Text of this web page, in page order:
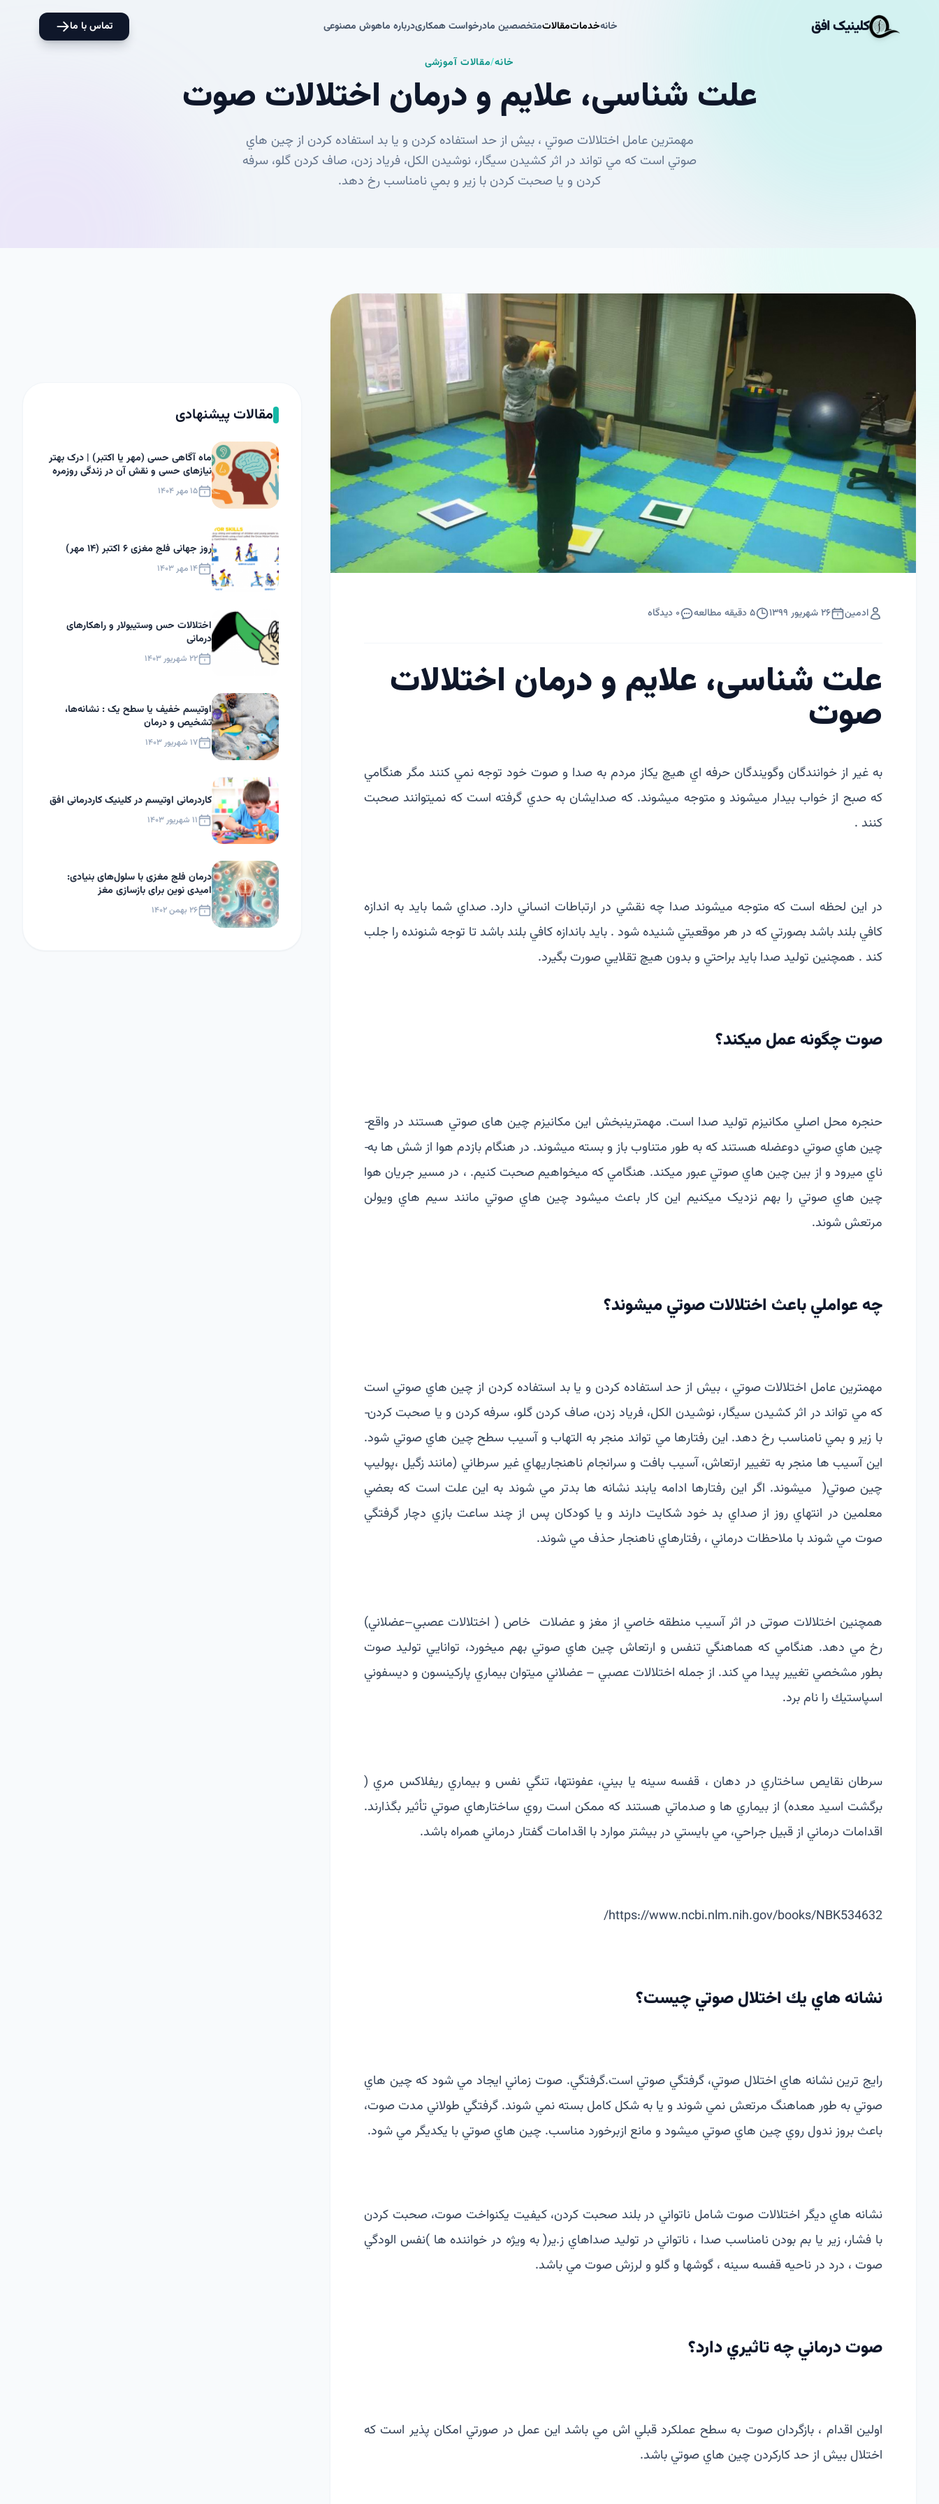
کلینیک افق
خانهخدماتمقالاتمتخصصین ما
متخصصین ما
درخواست همکاری
درخواست همکاری
درباره ماهوش مصنوعی
تماس با ما
خانه/مقالات آموزشی
علت شناسی، علایم و درمان اختلالات صوت
مهمترين عامل اختلالات صوتي ، بيش از حد استفاده­ كردن و يا بد استفاده كردن از چین هاي
صوتي است كه­ مي تواند در اثر كشيدن سيگار، نوشيدن الكل، فرياد­ زدن، صاف كردن گلو، سرفه
كردن و يا صحبت كردن­ با زير و بمي نامناسب رخ دهد.
ادمین ۲۶ شهریور ۱۳۹۹ ۵ دقیقه مطالعه ۰ دیدگاه
علت شناسی، علایم و درمان اختلالات
صوت
به غير از خوانندگان و­­گويندگان حرفه اي هيچ يك­از مردم به صدا و صوت خود توجه نمي كنند مگر هنگامي
كه صبح از خواب بيدار ميشوند و متوجه ميشوند. كه صدايشان به حدي گرفته است كه نميتوانند صحبت
كنند .
در اين لحظه است كه متوجه ميشوند صدا چه نقشي در ارتباطات انساني دارد. صداي شما بايد به اندازه
كافي بلند باشد بصورتي كه در هر موقعيتي شنيده شود . بايد باندازه كافي بلند باشد تا توجه شنونده را جلب
كند . همچنين توليد صدا بايد براحتي و بدون هيچ تقلايي صورت بگيرد.
صوت چگونه عمل ميكند؟
حنجره محل اصلي مكانيزم توليد صدا است. مهمترين­بخش اين مكانيزم چین های صوتي هستند در واقع­
چین هاي صوتي دوعضله هستند كه به طور متناوب­ باز و بسته ميشوند. در هنگام بازدم هوا از شش ها به­
ناي ميرود و از بين چین هاي صوتي عبور ميكند. هنگامي كه ميخواهيم صحبت كنيم. ، در مسير جريان هوا
چین هاي صوتي را بهم نزديک ميكنيم اين كار باعث­ ميشود چین هاي صوتي مانند سيم هاي ويولن
مرتعش شوند.
چه عواملي باعث اختلالات صوتي ميشوند؟
مهمترين عامل اختلالات صوتي ، بيش از حد استفاده­ كردن و يا بد استفاده كردن از چین هاي صوتي است
كه­ مي تواند در اثر كشيدن سيگار، نوشيدن الكل، فرياد­ زدن، صاف كردن گلو، سرفه كردن و يا صحبت كردن­
با زير و بمي نامناسب رخ دهد. اين رفتارها مي تواند­ منجر به التهاب و آسيب سطح چین هاي صوتي شود.
اين آسيب ها منجر به تغيير ارتعاش، آسيب بافت و­ سرانجام ناهنجاريهاي غير سرطاني (مانند زگيل ،پوليپ
چین صوتي( ميشوند. اگر اين رفتارها ادامه يابند نشانه ها بدتر مي شوند به­ اين علت است كه بعضي
معلمين در انتهاي روز از­ صداي بد خود شكايت دارند و يا كودكان پس از چند­ ساعت بازي دچار گرفتگي
صوت مي شوند با ملاحظات­­ درماني ، رفتارهاي ناهنجار حذف مي شوند.
همچنین اختلالات صوتی در اثر آسيب منطقه خاصي از مغز و عضلات خاص ( اختلالات عصبي–عضلاني)
رخ مي دهد. هنگامي­ كه هماهنگي تنفس و ارتعاش چین هاي صوتي بهم­ ميخورد، توانايي توليد صوت
بطور مشخصي تغيير­ پيدا مي كند. از جمله اختلالات عصبي – عضلاني ميتوان بيماري­ پاركينسون و ديسفوني
اسپاستيك را نام برد.
سرطان نقايص ساختاري در دهان ، قفسه سينه يا­ بيني، عفونتها، تنگي نفس و بيماري­ ريفلاكس مري (
برگشت اسيد معده) از بيماري ها­ و صدماتي هستند­ كه ممكن است روي ساختارهاي صوتي تأثير بگذارند.
اقدامات درماني از قبيل جراحي، مي بايستي در بيشتر­ موارد با اقدامات گفتار درماني همراه باشد.
https://www.ncbi.nlm.nih.gov/books/NBK534632/
نشانه هاي يك اختلال صوتي چيست؟
رايج ترين نشانه هاي اختلال صوتي، گرفتگي صوتي­ است.گرفتگي. صوت زماني ايجاد­ مي شود كه چین هاي
صوتي به طور هماهنگ مرتعش­ نمي شوند و يا به شكل كامل بسته نمي شوند. گرفتگي طولاني مدت صوت،
باعث بروز ندول روي­ چین هاي صوتي ميشود و مانع از­برخورد مناسب. چین هاي­ صوتي با يكديگر مي شود.
نشانه هاي ديگر اختلالات صوت شامل ناتواني در­ بلند صحبت كردن، كيفيت يكنواخت صوت، صحبت­ كردن
با فشار، زير يا بم بودن نامناسب صدا ، ناتواني­ در توليد صداهاي ز.ير( به ويژه در خواننده ها )نفس­ الودگي
صوت ، درد در ناحيه قفسه سينه ، گوشها و گلو و لرزش صوت مي باشد.
صوت درماني چه تاثيري دارد؟
اولين اقدام ، بازگردان صوت به سطح عملكرد­ قبلي اش مي باشد اين عمل در صورتي امكان پذير­ است كه
اختلال بيش از حد كاركردن چین هاي صوتي­ باشد.
مقالات پیشنهادی
ماه آگاهی حسی (مهر یا اکتبر) | درک بهتر
نیازهای حسی و نقش آن در زندگی روزمره
۱۵ مهر ۱۴۰۴
روز جهانی فلج مغزی ۶ اکتبر (۱۴ مهر)
۱۴ مهر ۱۴۰۳
اختلالات حس وستیبولار و راهکارهای
درمانی
۲۲ شهریور ۱۴۰۳
اوتیسم خفیف یا سطح یک : نشانه‌ها،
تشخیص و درمان
۱۷ شهریور ۱۴۰۳
کاردرمانی اوتیسم در کلینیک کاردرمانی افق
۱۱ شهریور ۱۴۰۳
درمان فلج مغزی با سلول‌های بنیادی:
امیدی نوین برای بازسازی مغز
۲۶ بهمن ۱۴۰۲